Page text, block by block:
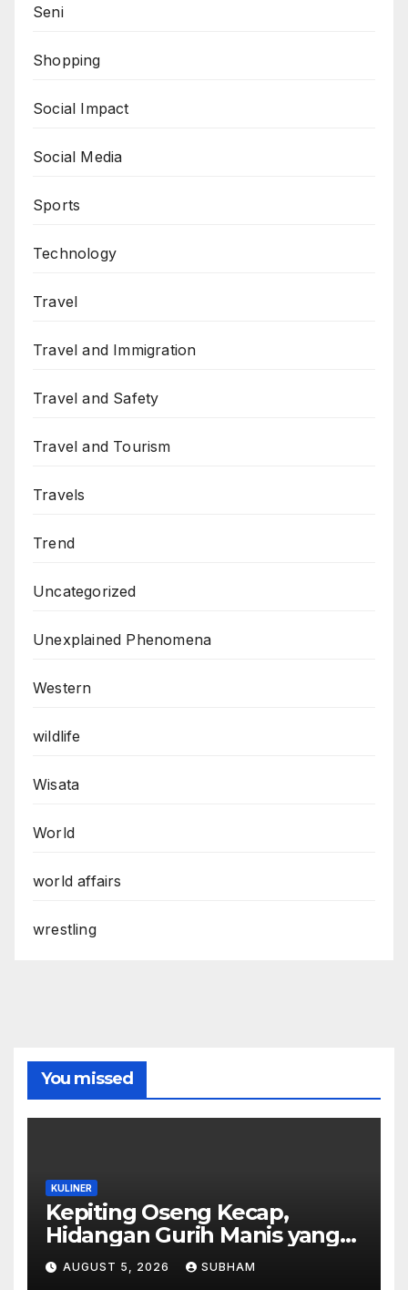
Seni
Shopping
Social Impact
Social Media
Sports
Technology
Travel
Travel and Immigration
Travel and Safety
Travel and Tourism
Travels
Trend
Uncategorized
Unexplained Phenomena
Western
wildlife
Wisata
World
world affairs
wrestling
You missed
KULINER
Kepiting Oseng Kecap,
Hidangan Gurih Manis yang
Selalu Menggugah Selera di
Setiap Suapan
AUGUST 5, 2026 SUBHAM